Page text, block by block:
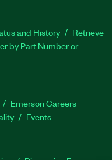
and History
Retrieve
by Part Number or
Emerson Careers
Events